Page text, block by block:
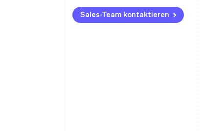
Sales-Team kontaktieren